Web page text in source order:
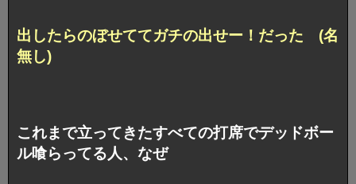
出したらのぼせててガチの出せー！だった (名
無し)
これまで立ってきたすべての打席でデッドボー
ル喰らってる人、なぜ